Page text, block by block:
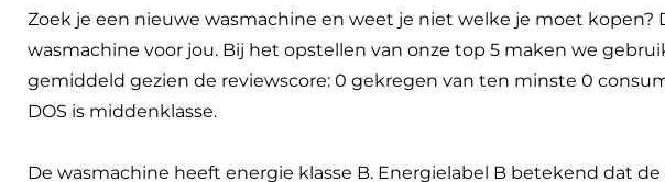
Zoek je een nieuwe wasmachine en weet je niet welke je moet kopen?
wasmachine voor jou. Bij het opstellen van onze top 5 maken we
gemiddeld gezien de reviewscore: 0 gekregen van ten minste 0
DOS is middenklasse.
De wasmachine heeft energie klasse B. Energielabel B betekend dat